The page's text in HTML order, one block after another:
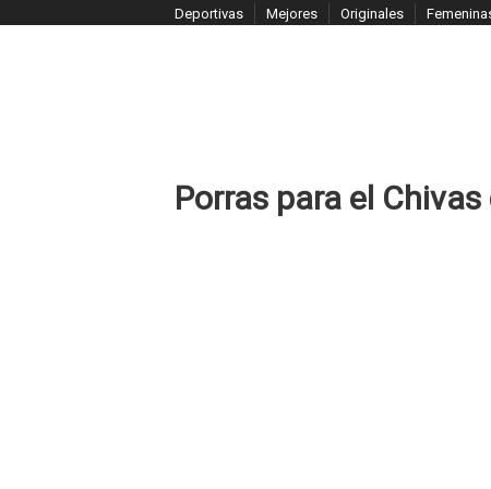
Deportivas Mejores Originales
Porras para el